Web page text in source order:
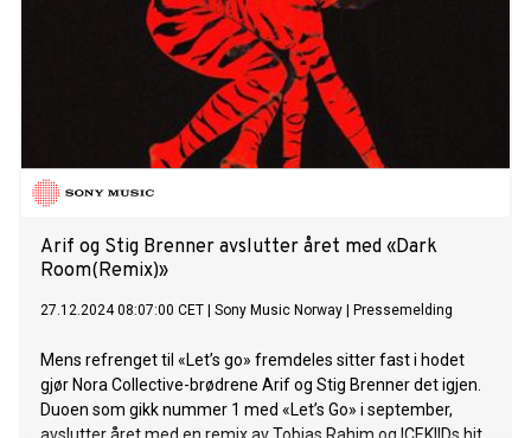
Arif og Stig Brenner avslutter året med «Dark
Room(Remix)»
27.12.2024 08:07:00 CET Sony Music Norway Pressemelding
Mens refrenget til «Let’s go» fremdeles sitter fast i hodet
gjør Nora Collective-brødrene Arif og Stig Brenner det igjen.
Duoen som gikk nummer 1 med «Let’s Go» i september,